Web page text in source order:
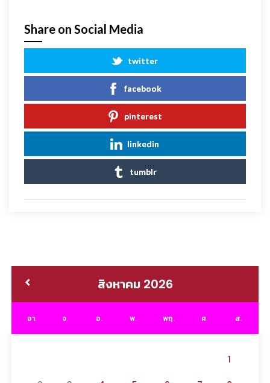
Share on Social Media
twitter
facebook
pinterest
linkedin
tumblr
สิงหาคม 2026
อา. จ. อ. พ. พฤ. ศ. ส.
1